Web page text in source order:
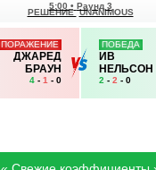
ПОРАЖЕНИЕ
ДЖАРЕД
БРАУН
4 - 1 - 0
5:00 • Раунд 3
РЕШЕНИЕ UNANIMOUS
ПОБЕДА
ИВ
НЕЛЬСОН
2 - 2 - 0